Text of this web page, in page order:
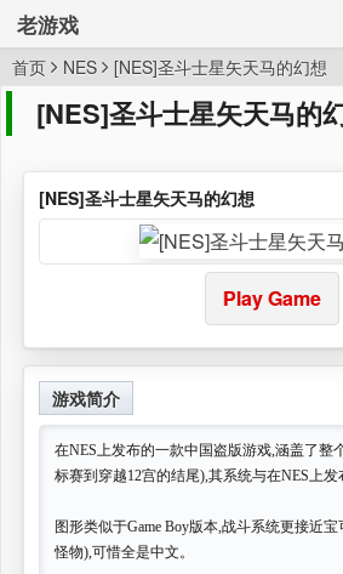
老游戏
首页 NES [NES]圣斗士星矢天马的幻想
[NES]圣斗士星矢天马的
[NES]圣斗士星矢天马的幻想
Play Game
游戏简介
在NES上发布的一款中国盗版游戏,涵盖了整
标赛到穿越12宫的结尾),其系统与在NES上发
图形类似于Game Boy版本,战斗系统更接近
怪物),可惜全是中文。